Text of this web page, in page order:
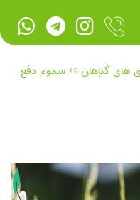
های گیاهان >> سموم دفع